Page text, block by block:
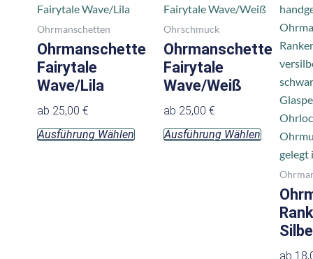
Ohrmanschetten
Ohrmanschette
Fairytale
Wave/Lila
ab 25,00 €
Ausführung Wählen
Produkt
mehrere
Varianten
Optionen
können
Ohrschmuck
Ohrmanschette
Fairytale
Wave/Weiß
ab 25,00 €
Ausführung Wählen
Produkt
weist
mehrere
Varianten
Optionen
können
gewählt
werden
ab